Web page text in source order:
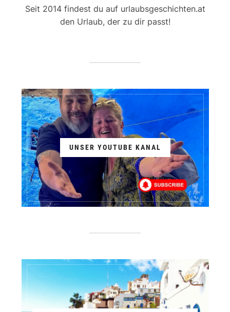
Seit 2014 findest du auf urlaubsgeschichten.at
den Urlaub, der zu dir passt!
UNSER YOUTUBE KANAL